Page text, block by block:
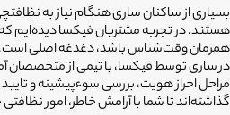
بسیاری از ساکنان ساری هنگام نیاز به
هستند. در تجربه مشتریان فیکسا دیده‌ایم
همزمان وقت‌شناس باشد، دغدغه اصلی
درساریتوسط فیکسا، با تیمی از متخصصان
مراحل احراز هویت، بررسی سوءپیشینه و
گذاشته‌اند تا شما با آرامش خاطر، امور نظافتی